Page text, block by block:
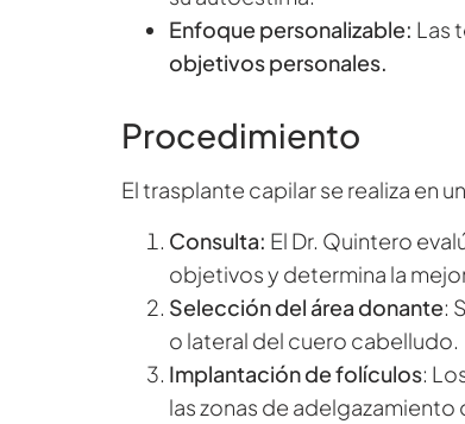
Enfoque personalizable: Las
objetivos personales.
Procedimiento
El trasplante capilar se realiza en un
Consulta: El Dr. Quintero
objetivos y determina la
Selección del área donante:
o lateral del cuero cabelludo.
Implantación de folículos:
las zonas de